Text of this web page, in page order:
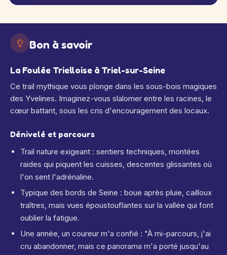
Bon à savoir
La Foulée Trielloise à Triel-sur-Seine
Ce trail mythique vous plonge dans les sous-bois magiques
des Yvelines. Imaginez-vous slalomer entre les racines, le
cœur battant, sous les cris d'encouragement des locaux.
Dénivelé et parcours
Trail nature exigeant : sentiers techniques, montées
raides qui piquent les cuisses, descentes glissantes où
l'on sent l'adrénaline.
Typique des bords de Seine : boue après pluie, cailloux
traîtres, mais vues époustouflantes sur la vallée qui font
oublier la fatigue.
Une année, un coureur m'a confié : "À mi-parcours, j'ai
cru abandonner, mais ce panorama m'a porté jusqu'au